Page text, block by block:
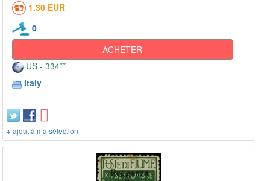
1,30 EUR
0
ACHETER
US - 334**
Italy
+ ajout à ma sélection